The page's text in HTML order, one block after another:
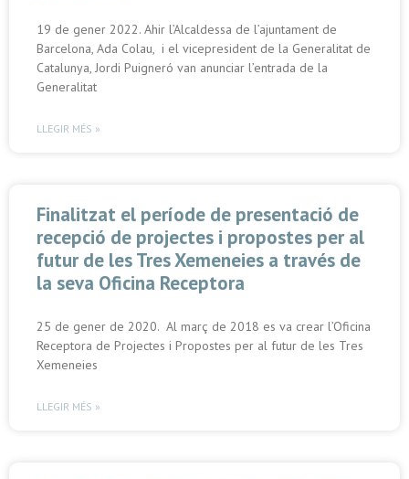
19 de gener 2022. Ahir l’Alcaldessa de l’ajuntament de
Barcelona, Ada Colau, i el vicepresident de la Generalitat de
Catalunya, Jordi Puigneró van anunciar l’entrada de la
Generalitat
LLEGIR MÉS »
Finalitzat el període de presentació de
recepció de projectes i propostes per al
futur de les Tres Xemeneies a través de
la seva Oficina Receptora
25 de gener de 2020. Al març de 2018 es va crear l’Oficina
Receptora de Projectes i Propostes per al futur de les Tres
Xemeneies
LLEGIR MÉS »